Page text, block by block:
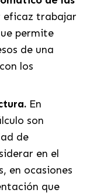
eficaz trabajar
permite
de una
los
En
son
de
en el
en ocasiones
que